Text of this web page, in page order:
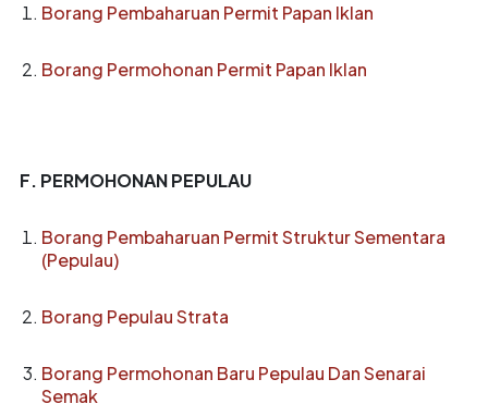
Borang Pembaharuan Permit Papan Iklan
Borang Permohonan Permit Papan Iklan
F. PERMOHONAN PEPULAU
Borang Pembaharuan Permit Struktur Sementara
(Pepulau)
Borang Pepulau Strata
Borang Permohonan Baru Pepulau Dan Senarai
Semak